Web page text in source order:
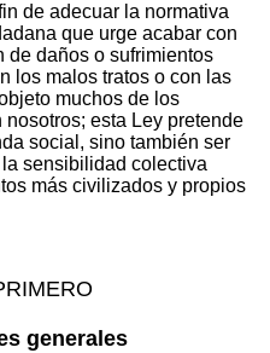
de adecuar la normativa
que urge acabar con
de daños o sufrimientos
los malos tratos o con las
muchos de los
esta Ley pretende
social, sino también ser
sensibilidad colectiva
más civilizados y propios
generales